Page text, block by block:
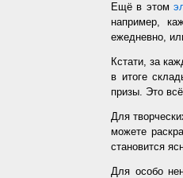
Ещё в этом
например,
ежедневно,
Кстати, за
в итоге
призы. Это
Для
можете
становится
Для особо